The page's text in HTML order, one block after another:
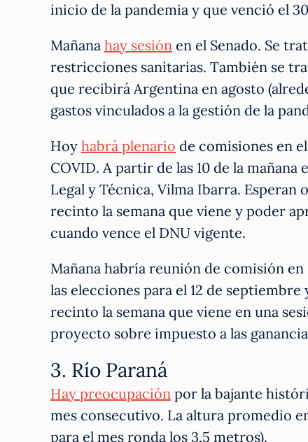
inicio de la pandemia y que venció el
Mañana hay sesión en el Senado. Se
restricciones sanitarias. También se
que recibirá Argentina en agosto
gastos vinculados a la gestión de la
Hoy habrá plenario de comisiones en
COVID. A partir de las 10 de la
Legal y Técnica, Vilma Ibarra.
recinto la semana que viene y poder
cuando vence el DNU vigente.
Mañana habría reunión de comisión
las elecciones para el 12 de
recinto la semana que viene en una
proyecto sobre impuesto a las
3. Río Paraná
Hay preocupación por la bajante
mes consecutivo. La altura promedio
para el mes ronda los 3,5 metros).